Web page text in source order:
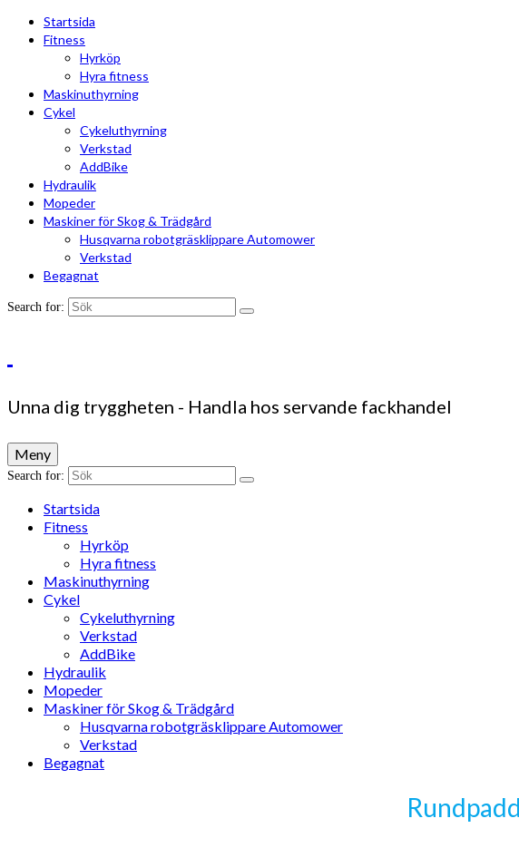
Startsida
Fitness
Hyrköp
Hyra fitness
Maskinuthyrning
Cykel
Cykeluthyrning
Verkstad
AddBike
Hydraulik
Mopeder
Maskiner för Skog & Trädgård
Husqvarna robotgräsklippare Automower
Verkstad
Begagnat
Search for:
Unna dig tryggheten - Handla hos servande fackhandel
Meny
Search for:
Startsida
Fitness
Hyrköp
Hyra fitness
Maskinuthyrning
Cykel
Cykeluthyrning
Verkstad
AddBike
Hydraulik
Mopeder
Maskiner för Skog & Trädgård
Husqvarna robotgräsklippare Automower
Verkstad
Begagnat